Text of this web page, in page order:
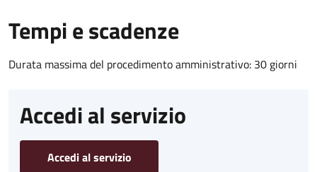
Tempi e scadenze
Durata massima del procedimento amministrativo: 30 giorni
Accedi al servizio
Accedi al servizio